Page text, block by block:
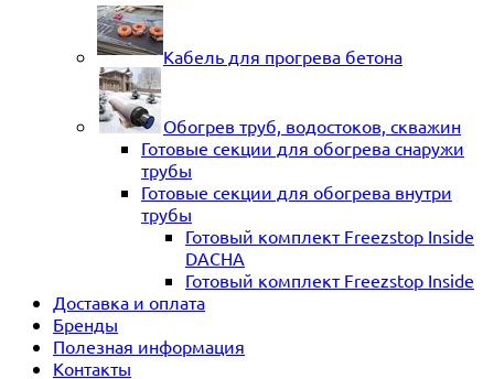
Кабель для прогрева бетона
Обогрев труб, водостоков, скважин
Готовые секции для обогрева снаружи
трубы
Готовые секции для обогрева внутри
трубы
Готовый комплект Freezstop Inside
DACHA
Готовый комплект Freezstop Inside
Доставка и оплата
Бренды
Полезная информация
Контакты